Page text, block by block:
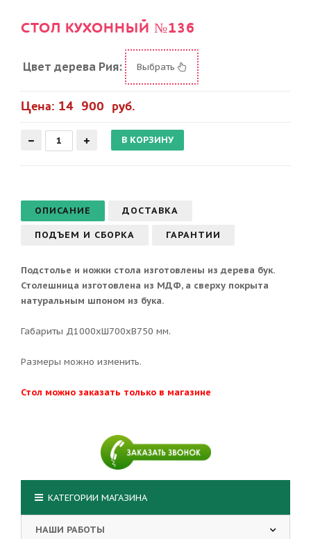
СТОЛ КУХОННЫЙ №136
Цвет дерева Рия: Выбрать
Цена: 14 900 руб.
ОПИСАНИЕ ДОСТАВКА
ПОДЪЕМ И СБОРКА ГАРАНТИИ
Подстолье и ножки стола изготовлены из дерева бук.
Столешница изготовлена из МДФ, а сверху покрыта
натуральным шпоном из бука.
Габариты Д1000хШ700хВ750 мм.
Размеры можно изменить.
Стол можно заказать только в магазине
КАТЕГОРИИ МАГАЗИНА
НАШИ РАБОТЫ